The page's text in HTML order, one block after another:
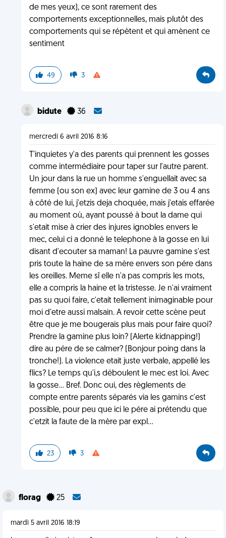
de mes yeux), ce sont rarement des
comportements exceptionnelles, mais plutôt des
comportements qui se répètent et qui amènent ce
sentiment
49 3
bidute 36
mercredi 6 avril 2016 8:16
T'inquietes y'a des parents qui prennent les gosses
comme intermédiaire pour taper sur l'autre parent.
Un jour dans la rue un homme s'enguellait avec sa
femme (ou son ex) avec leur gamine de 3 ou 4 ans
à côté de lui, j'etzis deja choquée, mais j'etais effarée
au moment où, ayant poussé à bout la dame qui
s'etait mise à crier des injures ignobles envers le
mec, celui ci a donné le telephone à la gosse en lui
disant d'ecouter sa maman! La pauvre gamine s'est
pris toute la haine de sa mère envers son pére dans
les oreilles. Meme sî elle n'a pas compris les mots,
elle a compris la haine et la tristesse. Je n'ai vraiment
pas su quoi faire, c'etait tellement inimaginable pour
moi d'etre aussi malsain. A revoir cette scène peut
être que je me bougerais plus mais pour faire quoi?
Prendre la gamine plus loin? (Alerte kidnapping!)
dire au pére de se calmer? (Bonjour poing dans la
tronche!). La violence etait juste verbale, appellé les
flics? Le temps qu'i,s déboulent le mec est loi. Avec
la gosse... Bref. Donc oui, des règlements de
compte entre parents séparés via les gamins c'est
possible, pour peu que ici le pére ai prétendu que
c'etzit la faute de la mère par expl...
23 3
florag 25
mardi 5 avril 2016 18:19